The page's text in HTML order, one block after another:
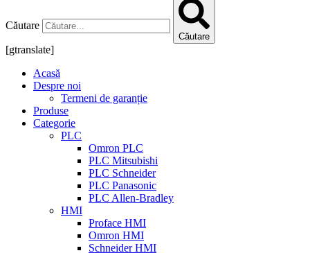
Căutare
Căutare
[gtranslate]
Acasă
Despre noi
Termeni de garanție
Produse
Categorie
PLC
Omron PLC
PLC Mitsubishi
PLC Schneider
PLC Panasonic
PLC Allen-Bradley
HMI
Proface HMI
Omron HMI
Schneider HMI